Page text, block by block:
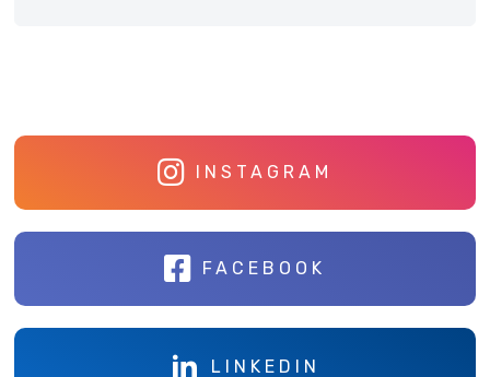
INSTAGRAM
FACEBOOK
LINKEDIN